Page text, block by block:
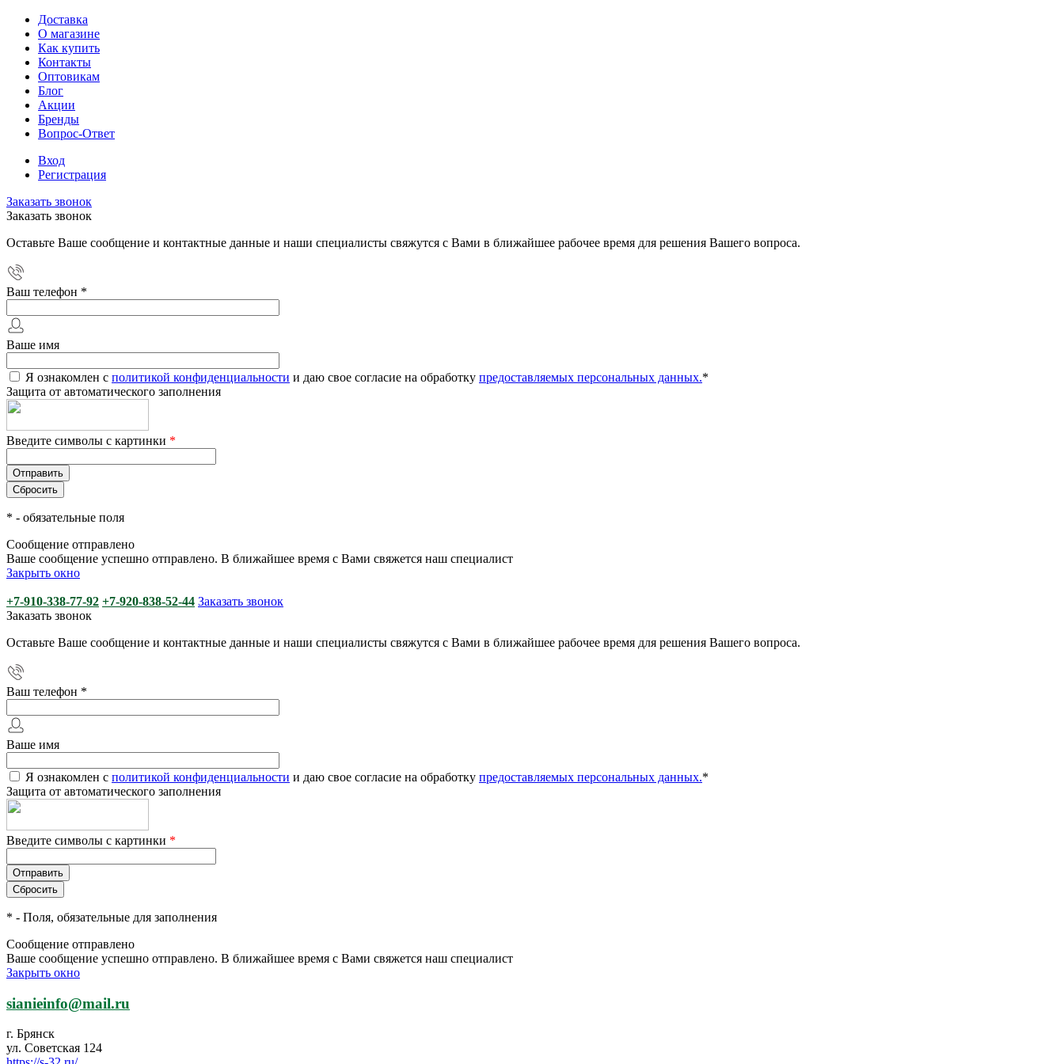
Доставка
О магазине
Как купить
Контакты
Оптовикам
Блог
Акции
Бренды
Вопрос-Ответ
Вход
Регистрация
Заказать звонок
Заказать звонок
Оставьте Ваше сообщение и контактные данные и наши специалисты свяжутся с Вами в ближайшее рабочее время для решения Вашего вопроса.
Ваш телефон *
Ваше имя
Я ознакомлен с политикой конфиденциальности и даю свое согласие на обработку предоставляемых персональных данных.*
Защита от автоматического заполнения
Введите символы с картинки *
* - обязательные поля
Сообщение отправлено
Ваше сообщение успешно отправлено. В ближайшее время с Вами свяжется наш специалист
Закрыть окно
+7-910-338-77-92 +7-920-838-52-44 Заказать звонок
Заказать звонок
Оставьте Ваше сообщение и контактные данные и наши специалисты свяжутся с Вами в ближайшее рабочее время для решения Вашего вопроса.
Ваш телефон *
Ваше имя
Я ознакомлен с политикой конфиденциальности и даю свое согласие на обработку предоставляемых персональных данных.*
Защита от автоматического заполнения
Введите символы с картинки *
* - Поля, обязательные для заполнения
Сообщение отправлено
Ваше сообщение успешно отправлено. В ближайшее время с Вами свяжется наш специалист
Закрыть окно
sianieinfo@mail.ru
г. Брянск
ул. Советская 124